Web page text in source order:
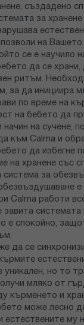
създадено
за
на Вашето
се е научило
да се
ритъм.
за да инициира
по време на
на бебето да
начин на сучене,
към Calma и
да избегне
на хранене със
система за
Calma работи
завита
е спокойно,
да се
уникален, но то
мляко от
кърменето и
може лесно
естествените му